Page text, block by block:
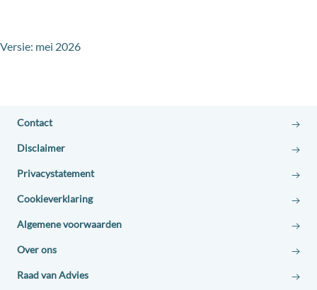
Versie: mei 2026
Contact
Disclaimer
Privacystatement
Cookieverklaring
Algemene voorwaarden
Over ons
Raad van Advies